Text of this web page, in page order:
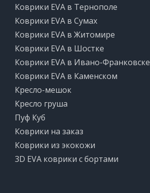
Коврики EVA в Тернополе
Коврики EVA в Сумах
Коврики EVA в Житомире
Коврики EVA в Шостке
Коврики EVA в Ивано-Франковске
Коврики EVA в Каменском
Кресло-мешок
Кресло груша
Пуф Куб
Коврики на заказ
Коврики из экокожи
3D EVA коврики с бортами